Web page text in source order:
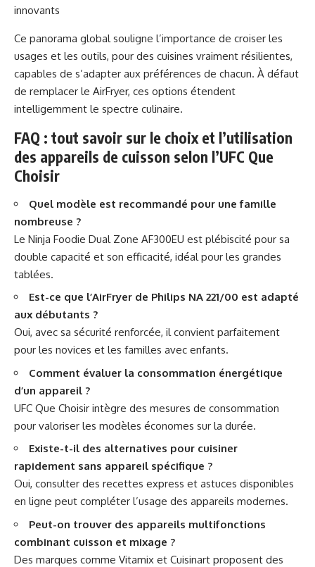
innovants
Ce panorama global souligne l’importance de croiser les
usages et les outils, pour des cuisines vraiment résilientes,
capables de s’adapter aux préférences de chacun. À défaut
de remplacer le AirFryer, ces options étendent
intelligemment le spectre culinaire.
FAQ : tout savoir sur le choix et l’utilisation
des appareils de cuisson selon l’UFC Que
Choisir
Quel modèle est recommandé pour une famille
nombreuse ?
Le Ninja Foodie Dual Zone AF300EU est plébiscité pour sa
double capacité et son efficacité, idéal pour les grandes
tablées.
Est-ce que l’AirFryer de Philips NA 221/00 est adapté
aux débutants ?
Oui, avec sa sécurité renforcée, il convient parfaitement
pour les novices et les familles avec enfants.
Comment évaluer la consommation énergétique
d’un appareil ?
UFC Que Choisir intègre des mesures de consommation
pour valoriser les modèles économes sur la durée.
Existe-t-il des alternatives pour cuisiner
rapidement sans appareil spécifique ?
Oui, consulter des recettes express et astuces disponibles
en ligne peut compléter l’usage des appareils modernes.
Peut-on trouver des appareils multifonctions
combinant cuisson et mixage ?
Des marques comme Vitamix et Cuisinart proposent des